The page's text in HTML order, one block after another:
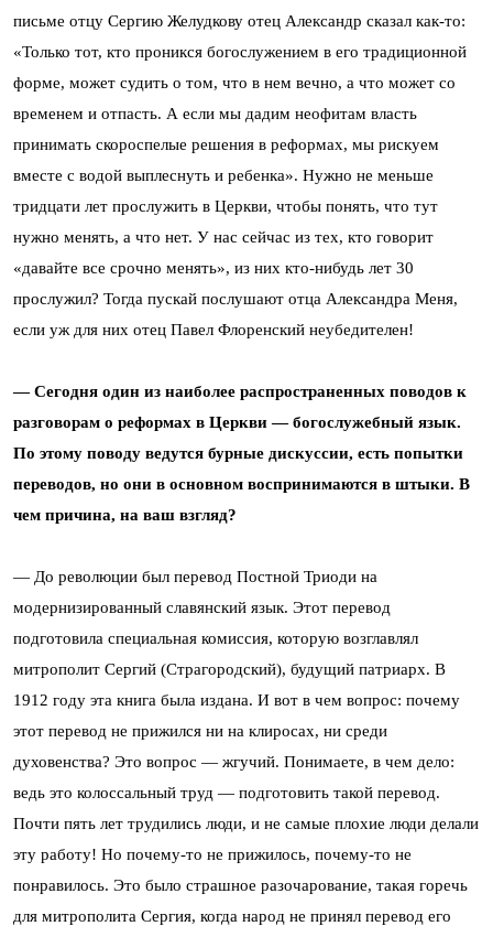
письме отцу Сергию Желудкову отец Александр сказал как-то:
«Только тот, кто проникся богослужением в его традиционной
форме, может судить о том, что в нем вечно, а что может со
временем и отпасть. А если мы дадим неофитам власть
принимать скороспелые решения в реформах, мы рискуем
вместе с водой выплеснуть и ребенка». Нужно не меньше
тридцати лет прослужить в Церкви, чтобы понять, что тут
нужно менять, а что нет. У нас сейчас из тех, кто говорит
«давайте все срочно менять», из них кто-нибудь лет 30
прослужил? Тогда пускай послушают отца Александра Меня,
если уж для них отец Павел Флоренский неубедителен!
— Сегодня один из наиболее распространенных поводов к
разговорам о реформах в Церкви — богослужебный язык.
По этому поводу ведутся бурные дискуссии, есть попытки
переводов, но они в основном воспринимаются в штыки. В
чем причина, на ваш взгляд?
— До революции был перевод Постной Триоди на
модернизированный славянский язык. Этот перевод
подготовила специальная комиссия, которую возглавлял
митрополит Сергий (Страгородский), будущий патриарх. В
1912 году эта книга была издана. И вот в чем вопрос: почему
этот перевод не прижился ни на клиросах, ни среди
духовенства? Это вопрос — жгучий. Понимаете, в чем дело:
ведь это колоссальный труд — подготовить такой перевод.
Почти пять лет трудились люди, и не самые плохие люди делали
эту работу! Но почему-то не прижилось, почему-то не
понравилось. Это было страшное разочарование, такая горечь
для митрополита Сергия, когда народ не принял перевод его